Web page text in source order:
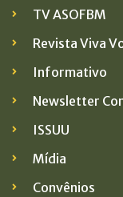
TV ASOFBM
Revista Viva
Informativo
Newsletter
ISSUU
Mídia
Convênios